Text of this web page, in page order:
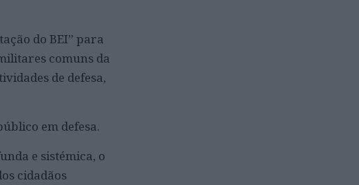
do BEI” para
comuns da
de defesa,
em defesa.
e sistémica, o
cidadãos